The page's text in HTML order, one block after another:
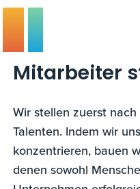
Mitarbeiter
Wir stellen zuerst
Talenten. Indem wir
konzentrieren, bauen
denen sowohl